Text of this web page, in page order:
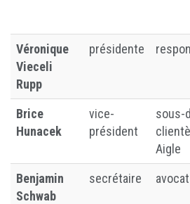
Véronique
Vieceli
Rupp
présidente
Brice
Hunacek
vice-
président
sous-
Aigle
Benjamin
Schwab
secrétaire avocat